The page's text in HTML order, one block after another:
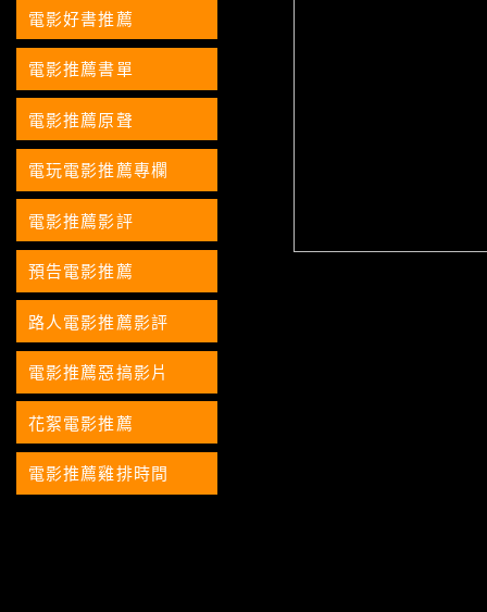
電影好書推薦
電影推薦書單
電影推薦原聲
電玩電影推薦專欄
電影推薦影評
預告電影推薦
路人電影推薦影評
電影推薦惡搞影片
花絮電影推薦
電影推薦雞排時間